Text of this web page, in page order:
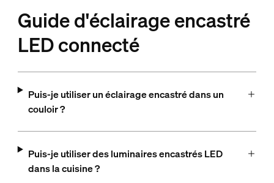
Guide d'éclairage encastré
LED connecté
Puis-je utiliser un éclairage encastré dans un
couloir ?
Puis-je utiliser des luminaires encastrés LED
dans la cuisine ?